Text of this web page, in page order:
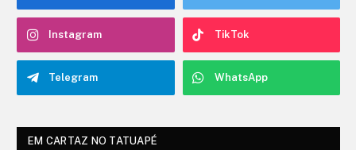
Instagram TikTok
Telegram WhatsApp
EM CARTAZ NO TATUAPÉ